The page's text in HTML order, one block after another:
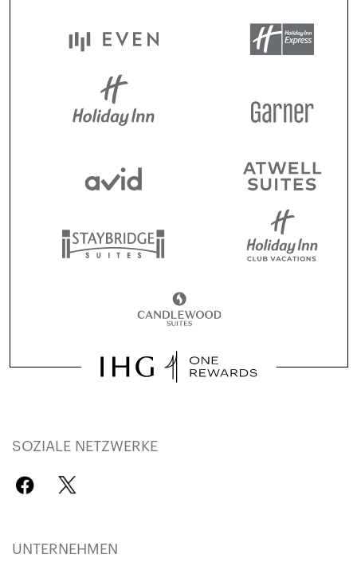
SOZIALE NETZWERKE
UNTERNEHMEN